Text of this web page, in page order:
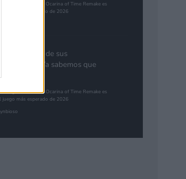
The Legend of Zelda: Ocarina of Time Remake es
el juego más esperado de 2026
aclaratoria de sus
"Ya sabemos que
6...
Legend of Zelda: Ocarina of Time Remake es
juego más esperado de 2026